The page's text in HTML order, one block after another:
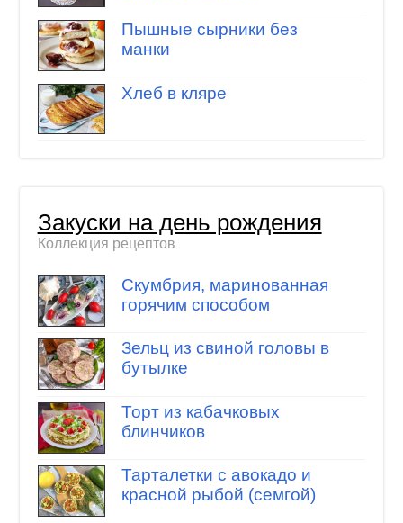
Пышные сырники без
манки
Хлеб в кляре
Закуски на день рождения
Коллекция рецептов
Скумбрия, маринованная
горячим способом
Зельц из свиной головы в
бутылке
Торт из кабачковых
блинчиков
Тарталетки с авокадо и
красной рыбой (семгой)